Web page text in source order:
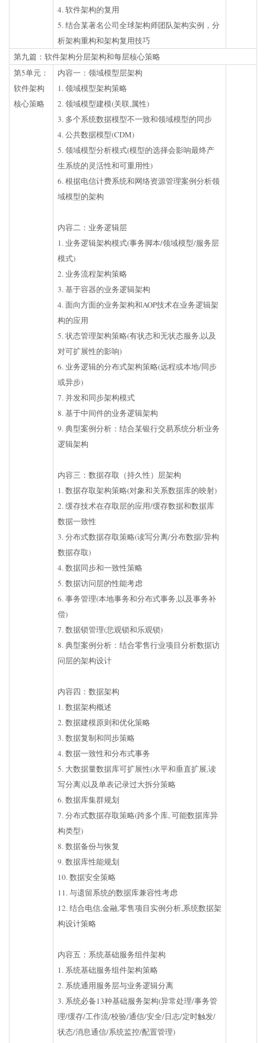
4. 软件架构的复用
5. 结合某著名公司全球架构师团队架构实例，分
析架构重构和架构复用技巧
第九篇：软件架构分层架构和每层核心策略
第5单元：
软件架构
核心策略
内容一：领域模型层架构
1. 领域模型架构策略
2. 领域模型建模(关联,属性)
3. 多个系统数据模型不一致和领域模型的同步
4. 公共数据模型(CDM)
5. 领域模型分析模式(模型的选择会影响最终产
生系统的灵活性和可重用性)
6. 根据电信计费系统和网络资源管理案例分析领
域模型的架构
内容二：业务逻辑层
1. 业务逻辑架构模式(事务脚本/领域模型/服务层
模式)
2. 业务流程架构策略
3. 基于容器的业务逻辑架构
4. 面向方面的业务架构和AOP技术在业务逻辑架
构的应用
5. 状态管理架构策略(有状态和无状态服务,以及
对可扩展性的影响)
6. 业务逻辑的分布式架构策略(远程或本地/同步
或异步)
7. 并发和同步架构模式
8. 基于中间件的业务逻辑架构
9. 典型案例分析：结合某银行交易系统分析业务
逻辑架构
内容三：数据存取（持久性）层架构
1. 数据存取架构策略(对象和关系数据库的映射)
2. 缓存技术在存取层的应用/缓存数据和数据库
数据一致性
3. 分布式数据存取策略(读写分离/分布数据/异构
数据存取)
4. 数据同步和一致性策略
5. 数据访问层的性能考虑
6. 事务管理(本地事务和分布式事务,以及事务补
偿)
7. 数据锁管理(悲观锁和乐观锁)
8. 典型案例分析：结合零售行业项目分析数据访
问层的架构设计
内容四：数据架构
1. 数据架构概述
2. 数据建模原则和优化策略
3. 数据复制和同步策略
4. 数据一致性和分布式事务
5. 大数据量数据库可扩展性(水平和垂直扩展,读
写分离)以及单表记录过大拆分策略
6. 数据库集群规划
7. 分布式数据存取策略(跨多个库, 可能数据库异
构类型)
8. 数据备份与恢复
9. 数据库性能规划
10. 数据安全策略
11. 与遗留系统的数据库兼容性考虑
12. 结合电信,金融,零售项目实例分析,系统数据架
构设计策略
内容五：系统基础服务组件架构
1. 系统基础服务组件架构策略
2. 系统通用服务层与业务逻辑分离
3. 系统必备13种基础服务架构(异常处理/事务管
理/缓存/工作流/校验/通信/安全/日志/定时触发/
状态/消息通信/系统监控/配置管理)